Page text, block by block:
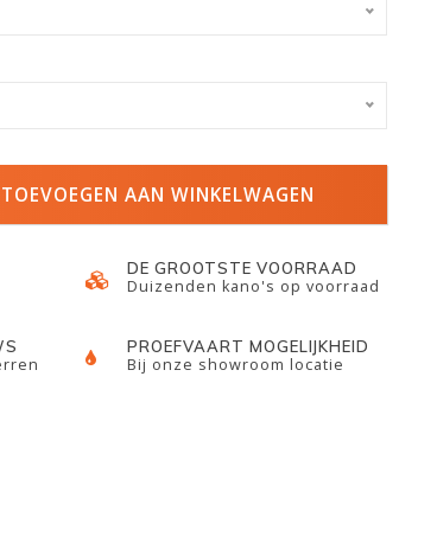
TOEVOEGEN AAN WINKELWAGEN
DE GROOTSTE VOORRAAD
Duizenden kano's op voorraad
PROEFVAART MOGELIJKHEID
Bij onze showroom locatie